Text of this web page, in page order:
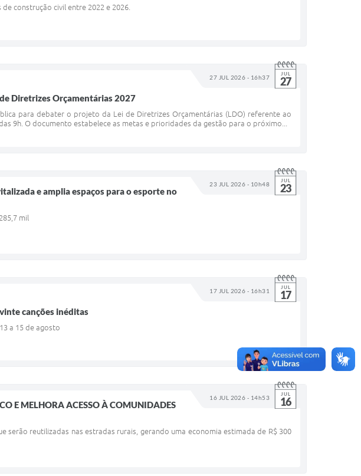
construção civil entre 2022 e 2026.
27 JUL 2026 - 16h37 JUL
27
Diretrizes Orçamentárias 2027
para debater o projeto da Lei de Diretrizes Orçamentárias (LDO) referente ao
9h. O documento estabelece as metas e prioridades da gestão para o próximo...
23 JUL 2026 - 10h48 JUL
23
e amplia espaços para o esporte no
mil
17 JUL 2026 - 16h31 JUL
17
canções inéditas
a 15 de agosto
16 JUL 2026 - 14h53 JUL
16
E MELHORA ACESSO À COMUNIDADES
reutilizadas nas estradas rurais, gerando uma economia estimada de R$ 300